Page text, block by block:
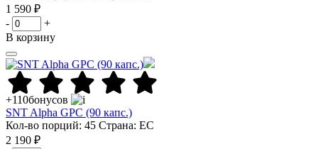
1 590 ₽
-
+
В корзину
+110бонусов
SNT Alpha GPC (90 капс.)
Кол-во порций: 45 Страна: ЕС
2 190 ₽